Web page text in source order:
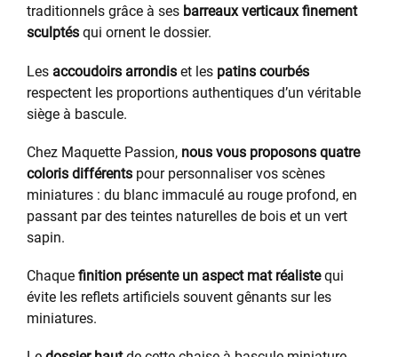
traditionnels grâce à ses barreaux verticaux finement
sculptés qui ornent le dossier.
Les accoudoirs arrondis et les patins courbés
respectent les proportions authentiques d’un véritable
siège à bascule.
Chez Maquette Passion, nous vous proposons quatre
coloris différents pour personnaliser vos scènes
miniatures : du blanc immaculé au rouge profond, en
passant par des teintes naturelles de bois et un vert
sapin.
Chaque finition présente un aspect mat réalistequi
évite les reflets artificiels souvent gênants sur les
miniatures.